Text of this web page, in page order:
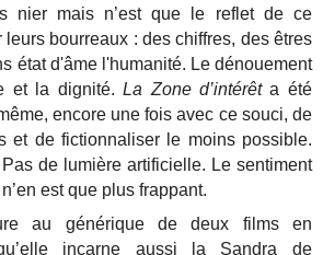
nier mais n’est que le reflet de ce
leurs bourreaux : des chiffres, des êtres
état d'âme l'humanité. Le dénouement
et la dignité.La Zone d’intérêta été
encore une fois avec ce souci, de
et de fictionnaliser le moins possible.
Pas de lumière artificielle. Le sentiment
est que plus frappant.
au générique de deux films en
incarne aussi la Sandra de